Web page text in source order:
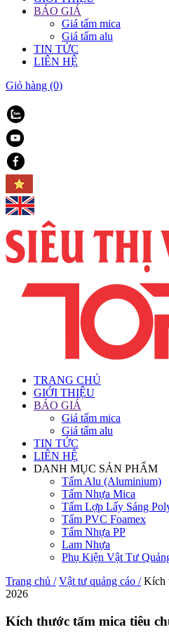
BÁO GIÁ
Giá tấm mica
Giá tấm alu
TIN TỨC
LIÊN HỆ
Giỏ hàng (0)
TRANG CHỦ
GIỚI THIỆU
BÁO GIÁ
Giá tấm mica
Giá tấm alu
TIN TỨC
LIÊN HỆ
DANH MỤC SẢN PHẨM
Tấm Alu (Aluminium)
Tấm Nhựa Mica
Tấm Lợp Lấy Sáng
Tấm PVC Foamex
Tấm Nhựa PP
Lam Nhựa
Phụ Kiện Vật Tư
Trang chủ / Vật tư quảng cáo / Kích
2026
Kích thước tấm mica tiêu